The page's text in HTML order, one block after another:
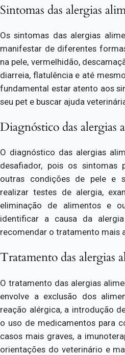
Sintomas das alergias
Os sintomas das alergias
manifestar de diferentes
na pele, vermelhidão,
diarreia, flatulência e até
fundamental estar atento aos
seu pet e buscar ajuda
Diagnóstico das alergias
O diagnóstico das alergias
desafiador, pois os sintomas
outras condições de pele e
realizar testes de alergia,
eliminação de alimentos e
identificar a causa da
recomendar o tratamento mais
Tratamento das alergias
O tratamento das alergias
envolve a exclusão dos
reação alérgica, a introdução
o uso de medicamentos para
casos mais graves, a
orientações do veterinário e